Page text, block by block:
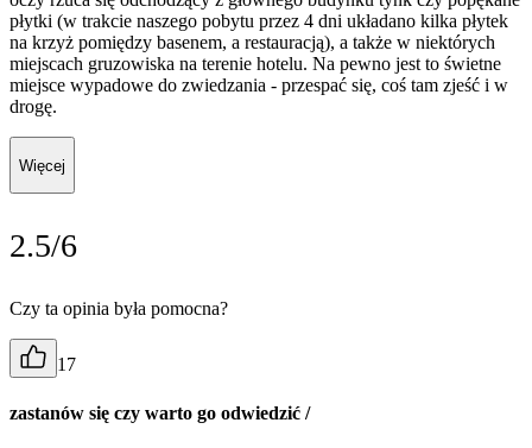
płytki (w trakcie naszego pobytu przez 4 dni układano kilka płytek
na krzyż pomiędzy basenem, a restauracją), a także w niektórych
miejscach gruzowiska na terenie hotelu. Na pewno jest to świetne
miejsce wypadowe do zwiedzania - przespać się, coś tam zjeść i w
drogę.
Więcej
2.5/6
Czy ta opinia była pomocna?
17
zastanów się czy warto go odwiedzić /